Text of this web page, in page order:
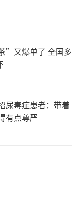
”又爆单了 全国多
尿毒症患者：带着
有点尊严